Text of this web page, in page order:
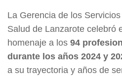
La Gerencia de los
Salud de Lanzarote celebró
homenaje a los 94
durante los años 2024 y
a su trayectoria y años de